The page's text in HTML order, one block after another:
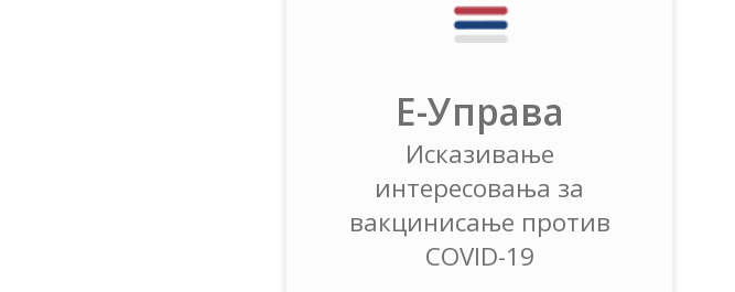
Е-Управа
Исказивање
интересовања за
вакцинисање против
COVID-19